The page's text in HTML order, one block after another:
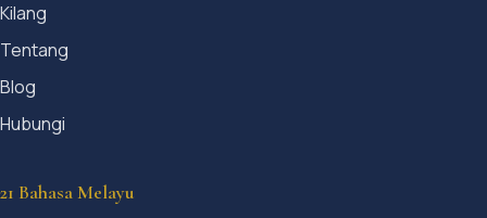
Kilang
Tentang
Blog
Hubungi
21 Bahasa Melayu